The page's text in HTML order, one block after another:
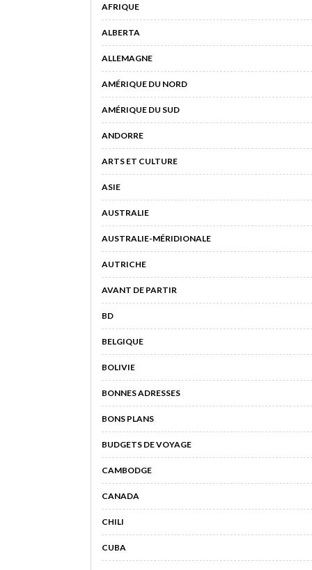
AFRIQUE
ALBERTA
ALLEMAGNE
AMÉRIQUE DU NORD
AMÉRIQUE DU SUD
ANDORRE
ARTS ET CULTURE
ASIE
AUSTRALIE
AUSTRALIE-MÉRIDIONALE
AUTRICHE
AVANT DE PARTIR
BD
BELGIQUE
BOLIVIE
BONNES ADRESSES
BONS PLANS
BUDGETS DE VOYAGE
CAMBODGE
CANADA
CHILI
CUBA